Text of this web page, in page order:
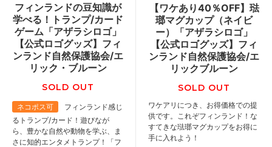
フィンランドの豆知識が
学べる！トランプ/カード
ゲーム「アザラシロゴ」
【公式ロゴグッズ】フィ
ンランド自然保護協会/エ
リック・ブルーン
SOLD OUT
ネコポス可
フィンランド感じ
るトランプ/カード！遊びなが
ら、豊かな自然や動物を学ぶ、ま
さに知的エンタメトランプ！「フ
【ワケあり40％OFF】琺
瑯マグカップ（ネイビ
ー）「アザラシロゴ」
【公式ロゴグッズ】フィ
ンランド自然保護協会/エ
リックブルーン
SOLD OUT
ワケアリにつき、お得価格での提
供です。これぞフィンランド！な
すてきな琺瑯マグカップをお得に
手に入れよう！